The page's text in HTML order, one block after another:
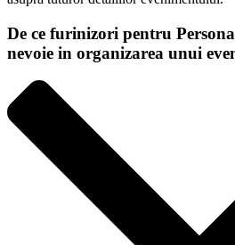
De ce furinizori pentru
nevoie in organizarea unui